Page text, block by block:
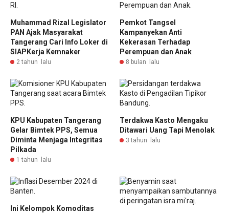
Muhammad Rizal Legislator
PAN Ajak Masyarakat
Tangerang Cari Info Loker di
SIAPKerja Kemnaker
2 tahun lalu
Pemkot Tangsel
Kampanyekan Anti
Kekerasan Terhadap
Perempuan dan Anak
8 bulan lalu
KPU Kabupaten Tangerang
Gelar Bimtek PPS, Semua
Diminta Menjaga Integritas
Pilkada
1 tahun lalu
Terdakwa Kasto Mengaku
Ditawari Uang Tapi Menolak
3 tahun lalu
Ini Kelompok Komoditas